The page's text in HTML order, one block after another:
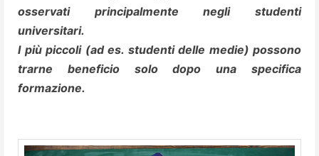
osservati principalmente negli studenti
universitari.
I più piccoli (ad es. studenti delle medie) possono
trarne beneficio solo dopo una specifica
formazione.